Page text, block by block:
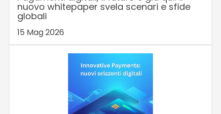
nuovo whitepaper svela scenari e sfide
globali
15 Mag 2026